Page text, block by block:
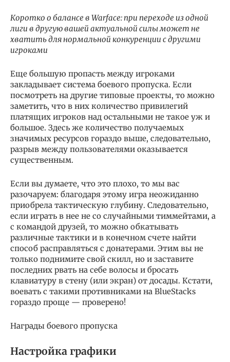
Коротко о балансе в Warface: при переходе из одной
лиги в другую вашей актуальной силы может не
хватить для нормальной конкуренции с другими
игроками
Еще большую пропасть между игроками
закладывает система боевого пропуска. Если
посмотреть на другие типовые проекты, то можно
заметить, что в них количество привилегий
платящих игроков над остальными не такое уж и
большое. Здесь же количество получаемых
значимых ресурсов гораздо выше, следовательно,
разрыв между пользователями оказывается
существенным.
Если вы думаете, что это плохо, то мы вас
разочаруем: благодаря этому игра неожиданно
приобрела тактическую глубину. Следовательно,
если играть в нее не со случайными тиммейтами, а
с командой друзей, то можно обкатывать
различные тактики и в конечном счете найти
способ расправляться с донатерами. Этим вы не
только поднимите свой скилл, но и заставите
последних рвать на себе волосы и бросать
клавиатуру в стену (или экран) от досады. Кстати,
воевать с такими противниками на BlueStacks
гораздо проще — проверено!
Награды боевого пропуска
Настройка графики